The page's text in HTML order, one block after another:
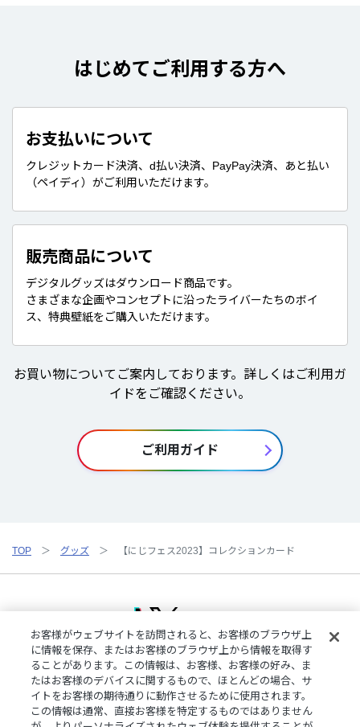
はじめてご利用する方へ
お支払いについて
クレジットカード決済、d払い決済、PayPay決済、あと払い
（ペイディ）がご利用いただけます。
販売商品について
デジタルグッズはダウンロード商品です。
さまざまな企画やコンセプトに沿ったライバーたちのボイ
ス、特典壁紙をご購入いただけます。
お買い物についてご案内しております。詳しくはご利用ガ
イドをご確認ください。
ご利用ガイド
TOP グッズ 【にじフェス2023】コレクションカード
ご利用規約プライバシーポリシー
特定商取引法に基づく表記
ご利用ガイドよくある質問お問い合わせにじさんじ公式サイト
クッキーの詳細
お客様がウェブサイトを訪問されると、お客様のブラウザ上
に情報を保存、またはお客様のブラウザ上から情報を取得す
ることがあります。この情報は、お客様、お客様の好み、ま
たはお客様のデバイスに関するもので、ほとんどの場合、サ
イトをお客様の期待通りに動作させるために使用されます。
この情報は通常、直接お客様を特定するものではありません